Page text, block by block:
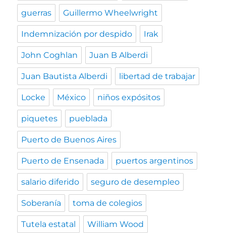
guerras Guillermo Wheelwright
Indemnización por despido Irak
John Coghlan Juan B Alberdi
Juan Bautista Alberdi libertad de trabajar
Locke México niños expósitos
piquetes pueblada
Puerto de Buenos Aires
Puerto de Ensenada puertos argentinos
salario diferido seguro de desempleo
Soberanía toma de colegios
Tutela estatal William Wood